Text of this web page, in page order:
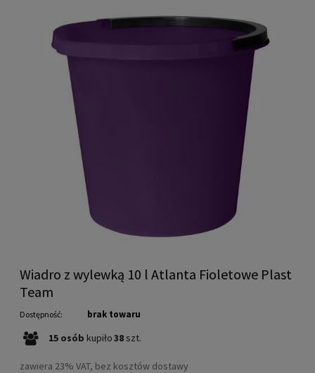
Wiadro z wylewką 10 l Atlanta Fioletowe Plast
Team
Dostępność: brak towaru
15 osób kupiło38 szt.
zawiera 23% VAT, bez kosztów dostawy